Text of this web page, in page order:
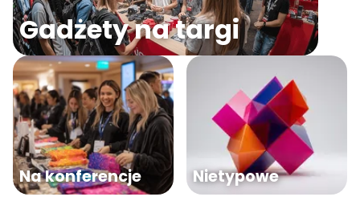
Gadżety na targi
Na konferencje Nietypowe